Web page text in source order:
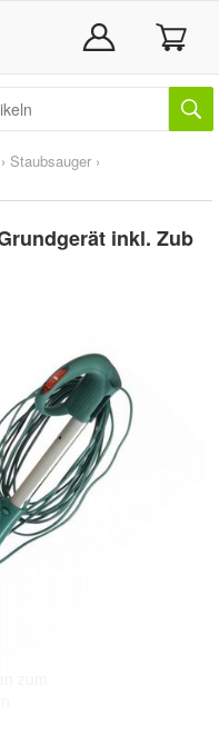
› Staubsauger ›
inkl. Zub
zum